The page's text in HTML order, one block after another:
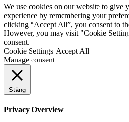
We use cookies on our website to give
experience by remembering your
clicking “Accept All”, you consent to
However, you may visit "Cookie
consent.
Cookie Settings Accept All
Manage consent
Stäng
Privacy Overview